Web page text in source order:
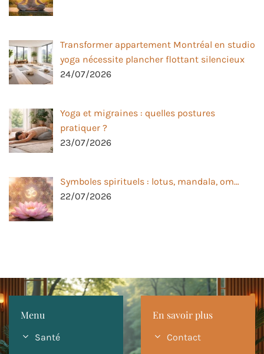
Transformer appartement Montréal en studio
yoga nécessite plancher flottant silencieux
24/07/2026
Yoga et migraines : quelles postures
pratiquer ?
23/07/2026
Symboles spirituels : lotus, mandala, om…
22/07/2026
Menu
Santé
En savoir plus
Contact